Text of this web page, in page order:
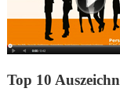
Top 10